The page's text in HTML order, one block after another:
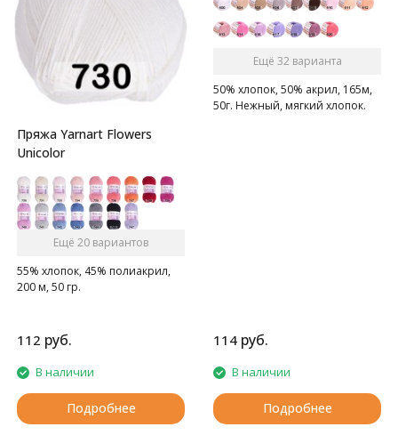
Пряжа Yarnart Flowers
Unicolor
Ещё 20 вариантов
55% хлопок, 45% полиакрил,
200 м, 50 гр.
112 руб.
В наличии
Подробнее
Ещё 32 варианта
50% хлопок, 50% акрил, 165м,
50г. Нежный, мягкий хлопок.
114 руб.
В наличии
Подробнее